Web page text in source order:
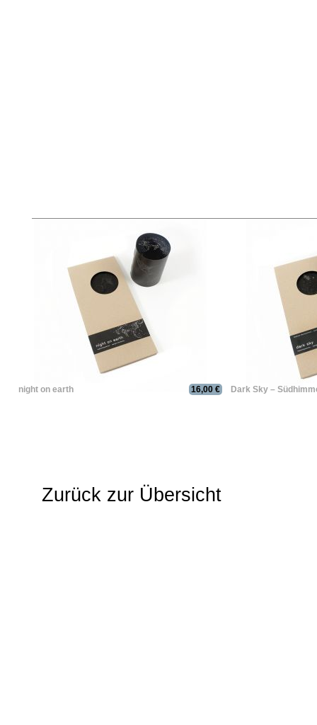
night on earth 16,00 € Dark Sky –
Zurück zur Übersicht